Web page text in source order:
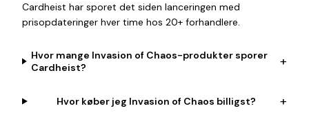
Cardheist har sporet det siden lanceringen med
prisopdateringer hver time hos 20+ forhandlere.
Hvor mange Invasion of Chaos-produkter sporer
Cardheist?
+
Hvor køber jeg Invasion of Chaos billigst? +